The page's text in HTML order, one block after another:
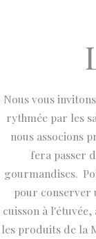
Nous vous
rythmée par les
nous associons
fera passer
gourmandises.
pour conserver
cuisson à
les produits de la